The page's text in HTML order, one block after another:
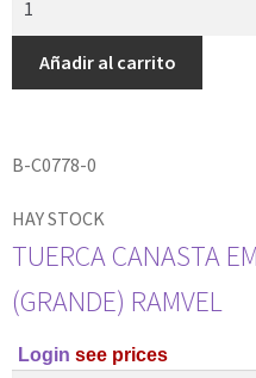
B-C0778-0
Añadir al carrito
HAY STOCK
TUERCA CANASTA
(GRANDE) RAMVEL
Login see prices